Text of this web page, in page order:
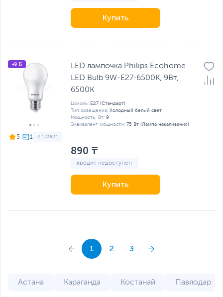
Купить
5 # 173831
+9 Б
LED лампочка Philips Ecohome
LED Bulb 9W-E27-6500K, 9Вт,
6500К
Цоколь: E27 (Стандарт)
Тип освещения: Холодный белый свет
Мощность, Вт: 9
Эквивалент мощности: 75 Вт (Лампа накаливания)
890 ₸
кредит недоступен
Купить
1 2 3
Астана Караганда Костанай Павлодар